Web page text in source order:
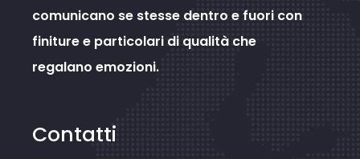
comunicano se stesse dentro e fuori con
finiture e particolari di qualità che
regalano emozioni.
Contatti